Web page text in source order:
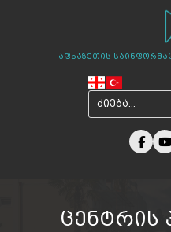
აფხაზეთის
ჩვენ
ცენტრის
ცენტრის